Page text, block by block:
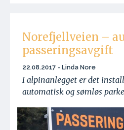
Norefjellveien –
passeringsavgift
22.08.2017 - Linda Nore
I alpinanlegget er det
automatisk og sømløs